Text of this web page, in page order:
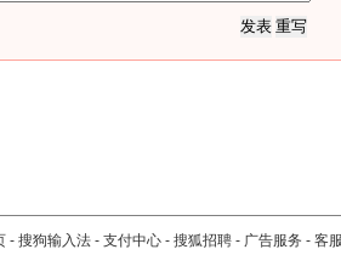
- 搜狗输入法 - 支付中心 - 搜狐招聘 - 广告服务 - 客